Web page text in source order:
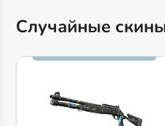
Случайные